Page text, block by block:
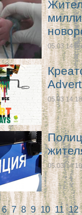
05.03 14:55
05.03 14:18
05.03 14:16
6789101112